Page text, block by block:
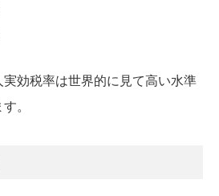
実効税率は世界的に見て高い水準
。